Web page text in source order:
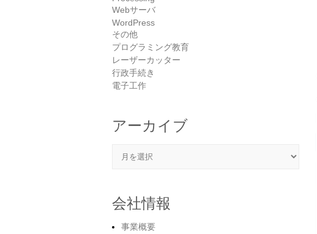
Webサーバ
WordPress
その他
プログラミング教育
レーザーカッター
行政手続き
電子工作
アーカイブ
会社情報
事業概要